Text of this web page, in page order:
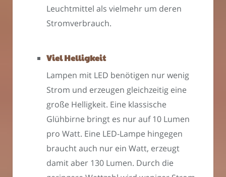
Leuchtmittel als vielmehr um deren
Stromverbrauch.
Viel Helligkeit
Lampen mit LED benötigen nur wenig
Strom und erzeugen gleichzeitig eine
große Helligkeit. Eine klassische
Glühbirne bringt es nur auf 10 Lumen
pro Watt. Eine LED-Lampe hingegen
braucht auch nur ein Watt, erzeugt
damit aber 130 Lumen. Durch die